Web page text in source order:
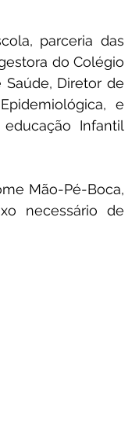
parceria das
do Colégio
Diretor de
e
Infantil
Mão-Pé-Boca,
necessário de